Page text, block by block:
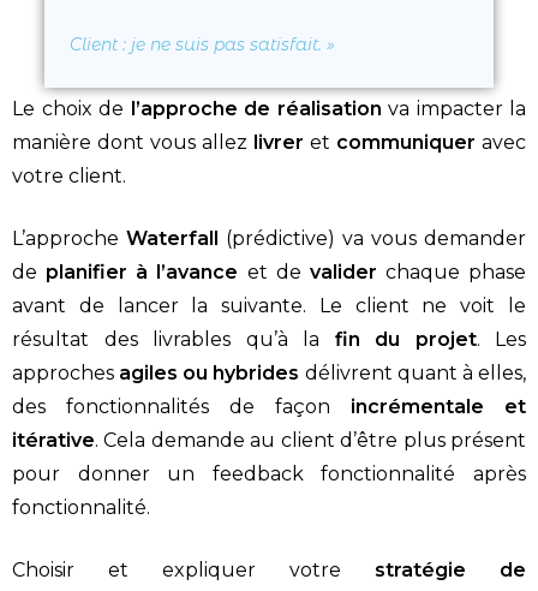
Client : je ne suis pas satisfait.»
Le choix de l’approche de réalisation va impacter la
manière dont vous allez livrer et communiquer avec
votre client.
L’approche Waterfall
(prédictive) va vous demander
de planifier à l’avance et de valider chaque phase
avant de lancer la suivante. Le client ne voit le
résultat des livrables qu’à la fin du projet.
Les
approches agiles ou hybrides délivrent quant à elles,
des fonctionnalités de façon incrémentale et
itérative. Cela demande au client d’être plus présent
pour donner un feedback fonctionnalité après
fonctionnalité.
Choisir et expliquer votre stratégie de